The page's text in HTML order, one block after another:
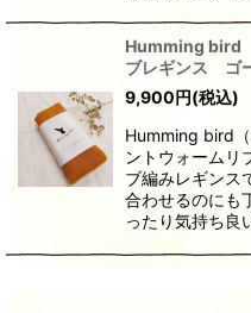
Humming bird
ブレギンス ゴ
9,900円(税込)
Humming bird
ントウォームリ
ブ編みレギンス
合わせるのにも
ったり気持ち良